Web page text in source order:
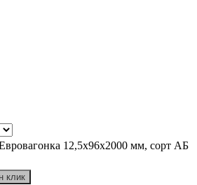
12,5х96х2000 мм, сорт АБ
клик